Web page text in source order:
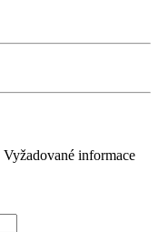
Vyžadované informace